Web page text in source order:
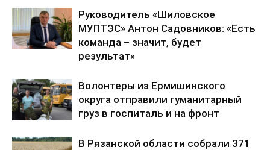
Руководитель «Шиловское
МУПТЭС» Антон Садовников: «Есть
команда – значит, будет
результат»
Волонтеры из Ермишинского
округа отправили гуманитарный
груз в госпиталь и на фронт
В Рязанской области собрали 371